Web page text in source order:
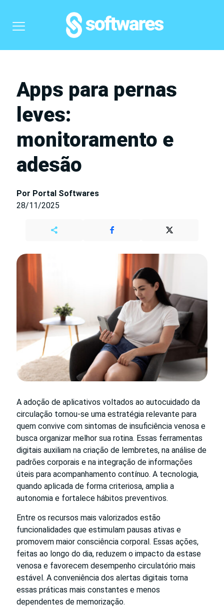
Apps para pernas
leves:
monitoramento e
adesão
Por Portal Softwares
28/11/2025
A adoção de aplicativos voltados ao autocuidado da
circulação tornou-se uma estratégia relevante para
quem convive com sintomas de insuficiência venosa e
busca organizar melhor sua rotina. Essas ferramentas
digitais auxiliam na criação de lembretes, na análise de
padrões corporais e na integração de informações
úteis para acompanhamento contínuo. A tecnologia,
quando aplicada de forma criteriosa, amplia a
autonomia e fortalece hábitos preventivos.
Entre os recursos mais valorizados estão
funcionalidades que estimulam pausas ativas e
promovem maior consciência corporal. Essas ações,
feitas ao longo do dia, reduzem o impacto da estase
venosa e favorecem desempenho circulatório mais
estável. A conveniência dos alertas digitais torna
essas práticas mais constantes e menos
dependentes de memorização.